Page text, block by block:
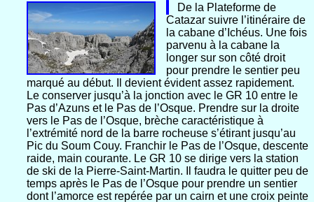
De la Plateforme de
Catazar suivre l’itinéraire de
la cabane d’Ichéus. Une fois
parvenu à la cabane la
longer sur son côté droit
pour prendre le sentier peu
marqué au début. Il devient évident assez rapidement.
Le conserver jusqu’à la jonction avec le GR 10 entre le
Pas d’Azuns et le Pas de l’Osque. Prendre sur la droite
vers le Pas de l’Osque, brèche caractéristique à
l’extrémité nord de la barre rocheuse s’étirant jusqu’au
Pic du Soum Couy. Franchir le Pas de l’Osque, descente
raide, main courante. Le GR 10 se dirige vers la station
de ski de la Pierre-Saint-Martin. Il faudra le quitter peu de
temps après le Pas de l’Osque pour prendre un sentier
dont l’amorce est repérée par un cairn et une croix peinte